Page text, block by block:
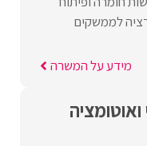
לממשקים
מידע על המשרה